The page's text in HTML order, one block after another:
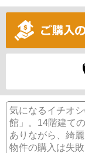
気になるイチオ
館」。14階建て
ありながら、綺
物件の購入は失